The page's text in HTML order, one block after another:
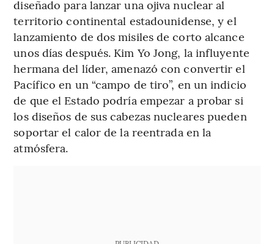
diseñado para lanzar una ojiva nuclear al
territorio continental estadounidense, y el
lanzamiento de dos misiles de corto alcance
unos días después. Kim Yo Jong, la influyente
hermana del líder, amenazó con convertir el
Pacífico en un “campo de tiro”, en un indicio
de que el Estado podría empezar a probar si
los diseños de sus cabezas nucleares pueden
soportar el calor de la reentrada en la
atmósfera.